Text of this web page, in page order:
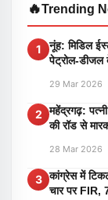
🔥Trending
1
नूंह: मिडिल
पेट्रोल-डीजल
29 Mar 2026
2
महेंद्रगढ़:
की रॉड से
28 Mar 2026
3 कांग्रेस में
चार पर FIR,